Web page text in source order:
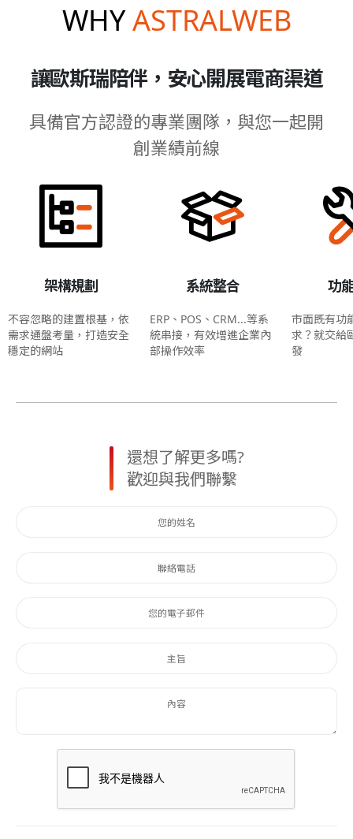
WHYASTRALWEB
讓歐斯瑞陪伴，安心開展電商渠道
具備官方認證的專業團隊，與您一起開
創業績前線
架構規劃
不容忽略的建置根基，依
需求通盤考量，打造安全
穩定的網站
系統整合
ERP、POS、CRM...等系
統串接，有效增進企業內
部操作效率
功
市面既有功
求？就交給
發
還想了解更多嗎?
歡迎與我們聯繫